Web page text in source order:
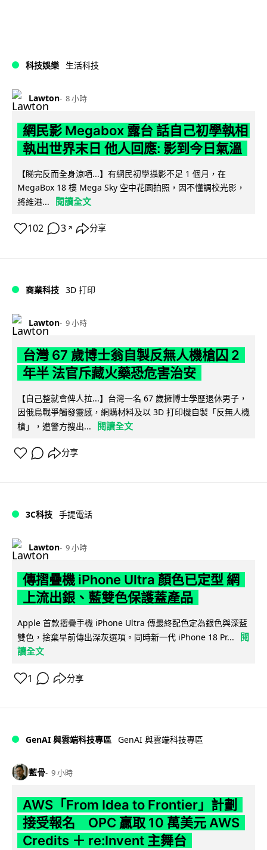
科技娛樂 生活科技
Lawton 8 小時
網民影 Megabox 露台 話自己初學執相
執出世界末日 他人回應: 影到今日氣溫
【睇完反而全身涼哂...】有網民初學攝影不足 1 個月，在
MegaBox 18 樓 Mega Sky 空中花園拍照，因不懂調校光影，
將維港...
閱讀全文
102 3 ↗ 分享
商業科技 3D 打印
Lawton 9 小時
台灣 67 歲博士翁自製反無人機槍囚 2
年半 法官斥藏火藥恐危害治安
【自己整就會俾人拉...】台灣一名 67 歲擁博士學歷退休男子，
因俄烏戰爭觸發靈感，網購材料及以 3D 打印機自製「反無人機
槍」，遭警方搜出...
閱讀全文
分享
3C科技 手提電話
Lawton 9 小時
傳摺疊機 iPhone Ultra 顏色已定型 網
上流出銀、藍雙色保護蓋產品
Apple 首款摺疊手機 iPhone Ultra 傳最終配色定為銀色與深藍
雙色，捨棄早前傳出深灰選項。同時新一代 iPhone 18 Pr...
閱
讀全文
1 分享
GenAI 與雲端科技專區 GenAI 與雲端科技專區
藍骨 9 小時
AWS「From Idea to Frontier」計劃
接受報名 OPC 贏取 10 萬美元 AWS
Credits ＋ re:Invent 主舞台